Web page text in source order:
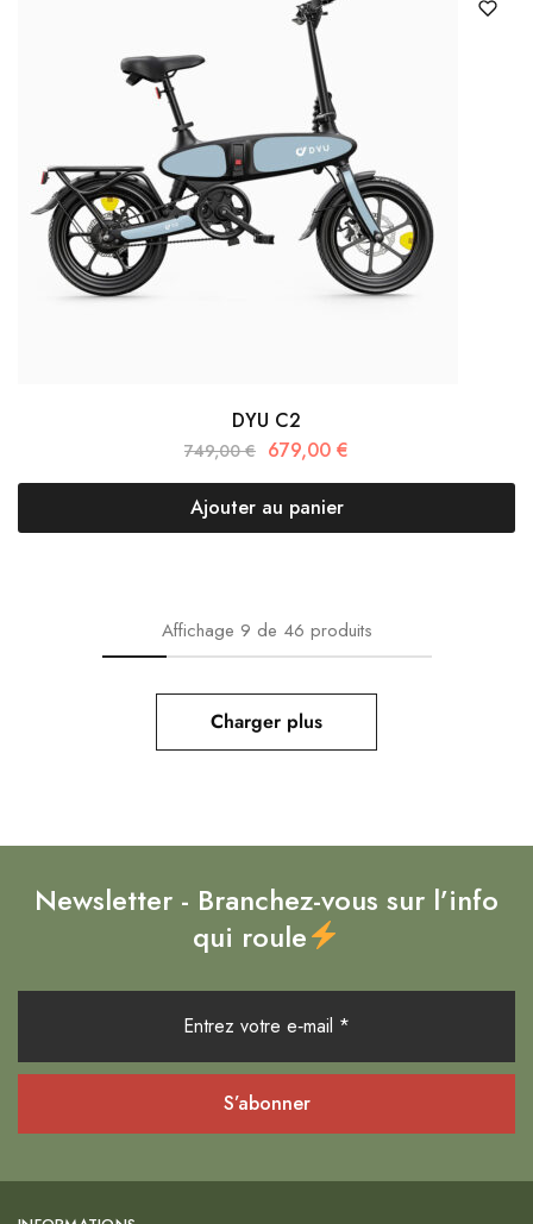
DYU C2
749,00€ 679,00 €
Ajouter au panier
Affichage 9 de 46 produits
Charger plus
Newsletter - Branchez-vous sur l’info
qui roule